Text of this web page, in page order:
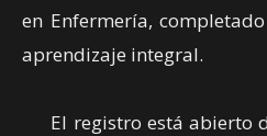
en Enfermería,
aprendizaje integral.
El registro está abierto